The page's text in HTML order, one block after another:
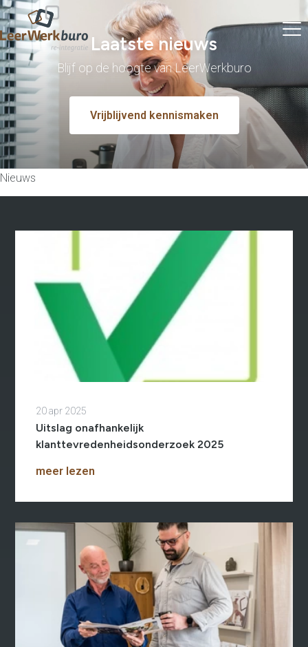
Laatste nieuws
Blijf op de hoogte van LeerWerkburo
Vrijblijvend kennismaken
Nieuws
20 apr 2025
Uitslag onafhankelijk
klanttevredenheidsonderzoek 2025
meer lezen